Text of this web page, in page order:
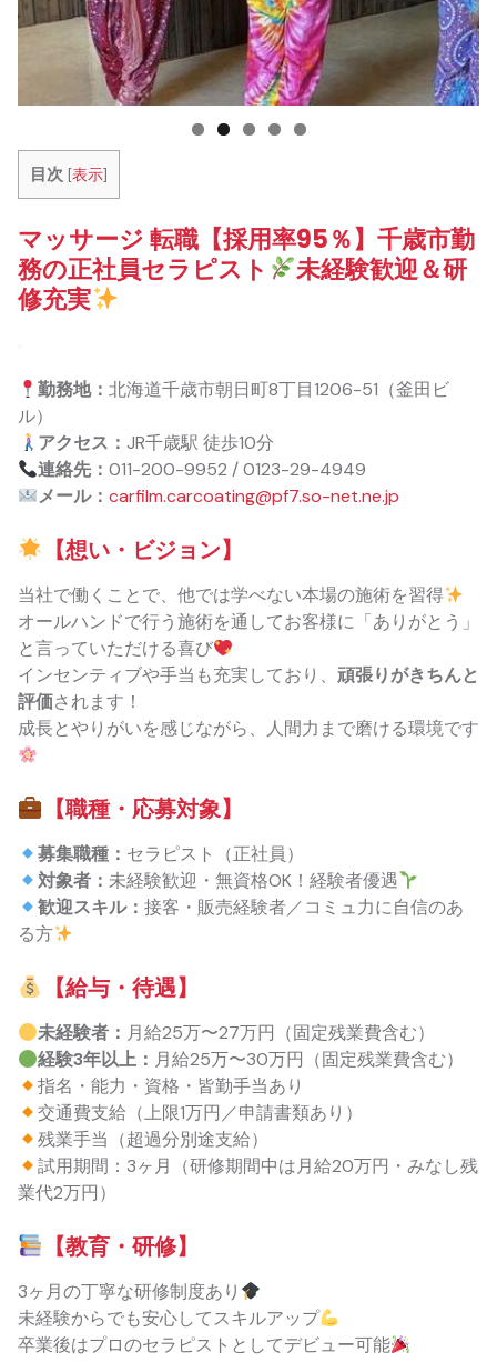
目次 [表示]
マッサージ 転職【採用率95％】千歳市勤
務の正社員セラピスト
未経験歓迎＆研
修充実
勤務地：北海道千歳市朝日町8丁目1206-51（釜田ビ
ル）
アクセス：JR千歳駅 徒歩10分
連絡先：011-200-9952 / 0123-29-4949
メール：carfilm.carcoating@pf7.so-net.ne.jp
【想い・ビジョン】
当社で働くことで、他では学べない本場の施術を習得
オールハンドで行う施術を通してお客様に「ありがとう」
と言っていただける喜び
インセンティブや手当も充実しており、 頑張りがきちんと
評価されます！
成長とやりがいを感じながら、人間力まで磨ける環境です
【職種・応募対象】
募集職種： セラピスト（正社員）
対象者：未経験歓迎・無資格OK！経験者優遇
歓迎スキル：接客・販売経験者／コミュ力に自信のあ
る方
【給与・待遇】
未経験者： 月給25万〜27万円（固定残業費含む）
経験3年以上： 月給25万〜30万円（固定残業費含む）
指名・能力・資格・皆勤手当あり
交通費支給（上限1万円／申請書類あり）
残業手当（超過分別途支給）
試用期間：3ヶ月（研修期間中は月給20万円・みなし残
業代2万円）
【教育・研修】
3ヶ月の丁寧な研修制度あり
未経験からでも安心してスキルアップ
卒業後はプロのセラピストとしてデビュー可能